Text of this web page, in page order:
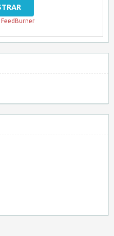
FeedBurner